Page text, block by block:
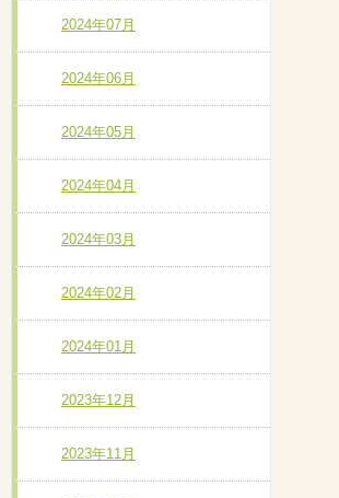
2024年07月
2024年06月
2024年05月
2024年04月
2024年03月
2024年02月
2024年01月
2023年12月
2023年11月